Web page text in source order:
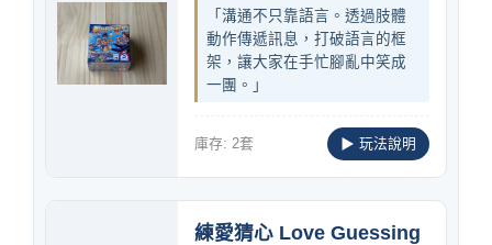
「溝通不只靠語言。透過肢體
動作傳遞訊息，打破語言的框
架，讓大家在手忙腳亂中笑成
一團。」
庫存: 2套 ▶ 玩法說明
練愛猜心 Love Guessing